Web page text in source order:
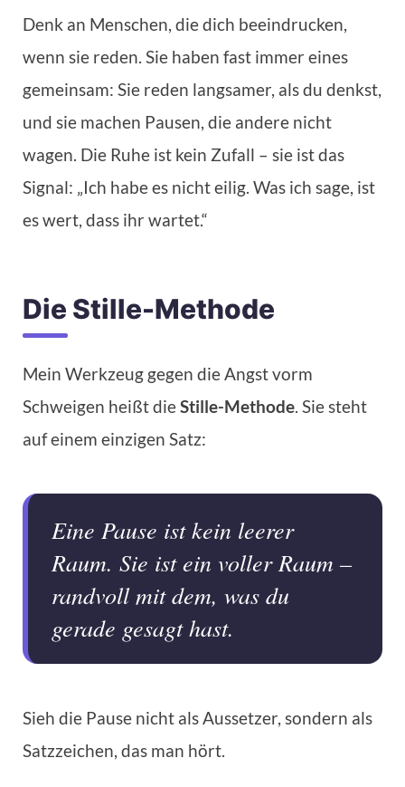
Denk an Menschen, die dich beeindrucken,
wenn sie reden. Sie haben fast immer eines
gemeinsam: Sie reden langsamer, als du denkst,
und sie machen Pausen, die andere nicht
wagen. Die Ruhe ist kein Zufall – sie ist das
Signal: „Ich habe es nicht eilig. Was ich sage, ist
es wert, dass ihr wartet.“
Die Stille-Methode
Mein Werkzeug gegen die Angst vorm
Schweigen heißt dieStille-Methode. Sie steht
auf einem einzigen Satz:
Eine Pause ist kein leerer
Raum. Sie ist ein voller Raum –
randvoll mit dem, was du
gerade gesagt hast.
Sieh die Pause nicht als Aussetzer, sondern als
Satzzeichen, das man hört.